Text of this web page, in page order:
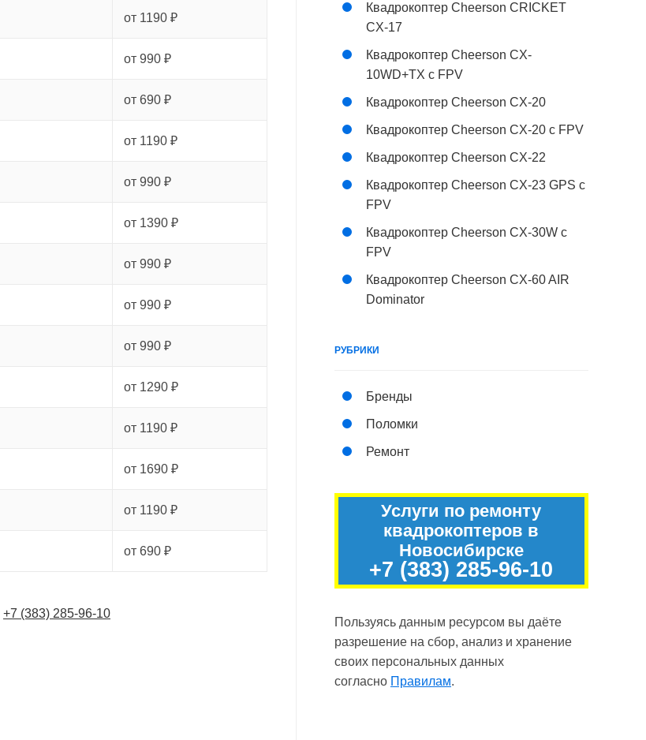
от 1190 ₽
от 990 ₽
от 690 ₽
от 1190 ₽
от 990 ₽
от 1390 ₽
от 990 ₽
от 990 ₽
от 990 ₽
от 1290 ₽
от 1190 ₽
от 1690 ₽
от 1190 ₽
от 690 ₽
+7 (383) 285-96-10
Квадрокоптер Cheerson CRICKET
CX-17
Квадрокоптер Cheerson CX-
10WD+TX с FPV
Квадрокоптер Cheerson CX-20
Квадрокоптер Cheerson CX-20 c FPV
Квадрокоптер Cheerson CX-22
Квадрокоптер Cheerson CX-23 GPS с
FPV
Квадрокоптер Cheerson CX-30W с
FPV
Квадрокоптер Cheerson CX-60 AIR
Dominator
РУБРИКИ
Бренды
Поломки
Ремонт
Услуги по ремонту
квадрокоптеров в
Новосибирске
+7 (383) 285-96-10
Пользуясь данным ресурсом вы даёте
разрешение на сбор, анализ и хранение
своих персональных данных
согласно Правилам.